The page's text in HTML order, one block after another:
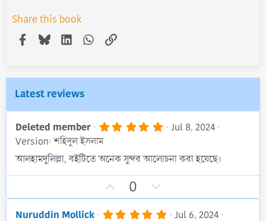
Share this book
Facebook
BlueskyLinkedInWhatsApp
Link
Latest reviews
Deleted member 5
0
s
t
(
s
Jul 8, 2024
Version: শহিদুল ইসলাম
আলহামদুলিল্লা, বইটিতে অনেক সুন্দর আলোচনা করা হয়েছে।
p
v
0
o
w
Nuruddin Mollick 5 Jul 6, 2024